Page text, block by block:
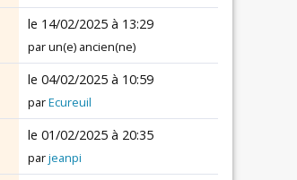
le 14/02/2025 à 13:29
par un(e) ancien(ne)
le 04/02/2025 à 10:59
parEcureuil
le 01/02/2025 à 20:35
parjeanpi